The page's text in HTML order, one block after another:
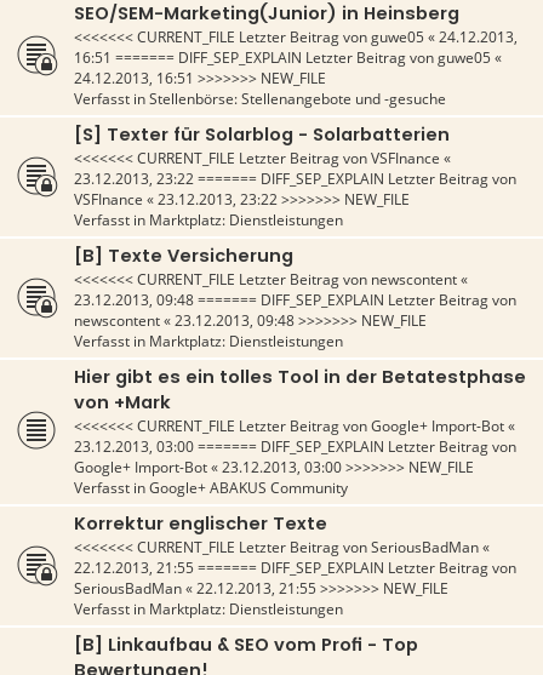
SEO/SEM-Marketing(Junior) in Heinsberg
<<<<<<< CURRENT_FILE Letzter Beitrag vonguwe05«24.12.2013,
16:51 ======= DIFF_SEP_EXPLAIN Letzter Beitrag vonguwe05«
24.12.2013, 16:51 >>>>>>> NEW_FILE
Verfasst inStellenbörse: Stellenangebote und -gesuche
[S] Texter für Solarblog - Solarbatterien
<<<<<<< CURRENT_FILE Letzter Beitrag vonVSFInance «
23.12.2013, 23:22======= DIFF_SEP_EXPLAIN Letzter Beitrag von
VSFInance «23.12.2013, 23:22>>>>>>> NEW_FILE
Verfasst in Marktplatz: Dienstleistungen
[B] Texte Versicherung
<<<<<<< CURRENT_FILE Letzter Beitrag von newscontent«
23.12.2013, 09:48======= DIFF_SEP_EXPLAIN Letzter Beitrag von
newscontent«23.12.2013, 09:48>>>>>>> NEW_FILE
Verfasst in Marktplatz: Dienstleistungen
Hier gibt es ein tolles Tool in der Betatestphase
von +Mark
<<<<<<< CURRENT_FILE Letzter Beitrag vonGoogle+ Import-Bot«
23.12.2013, 03:00======= DIFF_SEP_EXPLAIN Letzter Beitrag von
Google+ Import-Bot«23.12.2013, 03:00>>>>>>> NEW_FILE
Verfasst inGoogle+ ABAKUS Community
Korrektur englischer Texte
<<<<<<< CURRENT_FILE Letzter Beitrag vonSeriousBadMan«
22.12.2013, 21:55======= DIFF_SEP_EXPLAIN Letzter Beitrag von
SeriousBadMan«22.12.2013, 21:55>>>>>>> NEW_FILE
Verfasst in Marktplatz: Dienstleistungen
[B] Linkaufbau & SEO vom Profi - Top